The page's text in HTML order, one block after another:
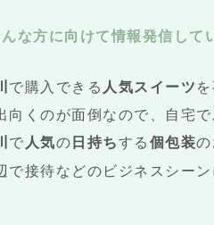
な方に向けて情報発信して
で購入できる 人気スイーツ
向くのが面倒なので、自宅で
で 人気の 日持ちする 個包装の
で接待などのビジネスシー